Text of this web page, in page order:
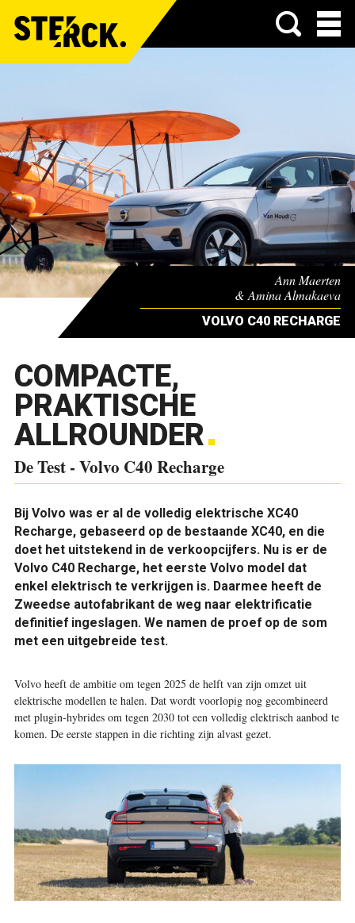
Menu
Ann Maerten
& Amina Almakaeva
VOLVO C40 RECHARGE
COMPACTE,
PRAKTISCHE
ALLROUNDER
De Test - Volvo C40 Recharge
Bij Volvo was er al de volledig elektrische XC40
Recharge, gebaseerd op de bestaande XC40, en die
doet het uitstekend in de verkoopcijfers. Nu is er de
Volvo C40 Recharge, het eerste Volvo model dat
enkel elektrisch te verkrijgen is. Daarmee heeft de
Zweedse autofabrikant de weg naar elektrificatie
definitief ingeslagen. We namen de proef op de som
met een uitgebreide test.
Volvo heeft de ambitie om tegen 2025 de helft van zijn omzet uit
elektrische modellen te halen. Dat wordt voorlopig nog gecombineerd
met plugin-hybrides om tegen 2030 tot een volledig elektrisch aanbod te
komen. De eerste stappen in die richting zijn alvast gezet.